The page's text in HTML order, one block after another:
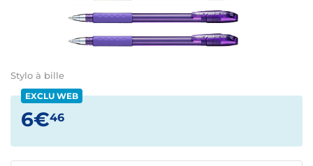
Stylo à bille
EXCLU WEB
6€46